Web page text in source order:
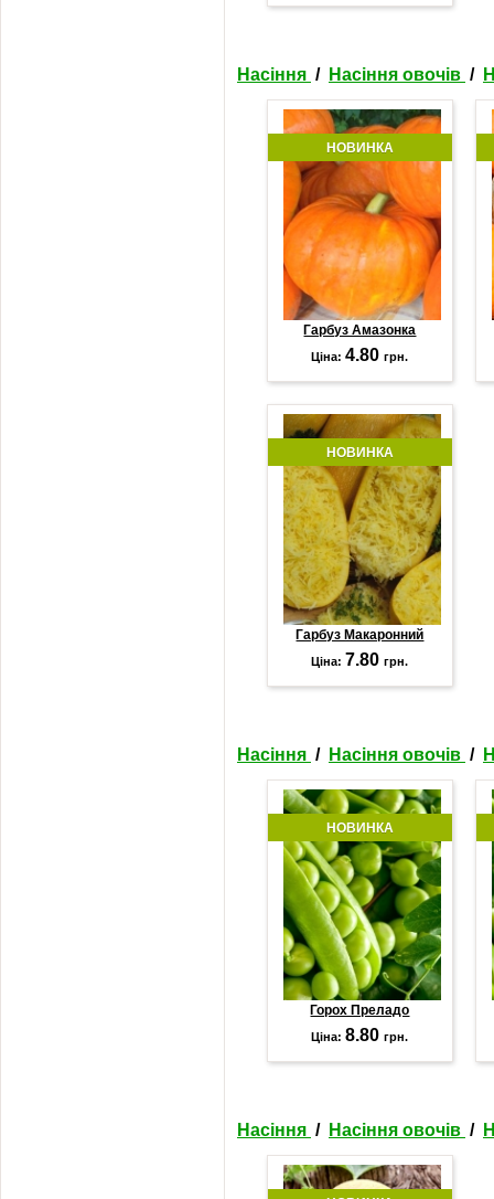
Насіння / Насіння овочів /
НОВИНКА
Гарбуз Амазонка
Ціна:4.80грн.
НОВИНКА
Гарбуз Макаронний
Ціна: 7.80грн.
Насіння / Насіння овочів /
НОВИНКА
Горох Преладо
Ціна:8.80грн.
Насіння / Насіння овочів /